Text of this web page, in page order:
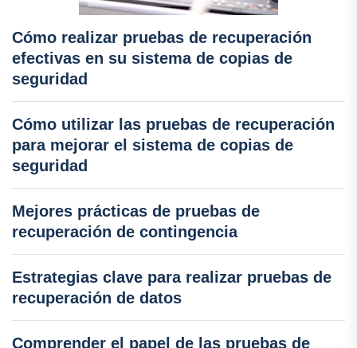
Cómo realizar pruebas de recuperación
efectivas en su sistema de copias de
seguridad
Cómo utilizar las pruebas de recuperación
para mejorar el sistema de copias de
seguridad
Mejores prácticas de pruebas de
recuperación de contingencia
Estrategias clave para realizar pruebas de
recuperación de datos
Comprender el papel de las pruebas de